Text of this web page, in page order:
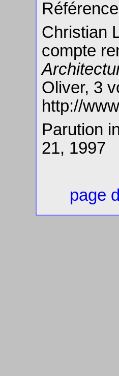
Christian
compte
Oliver, 3
http://
Parution
21, 1997
page